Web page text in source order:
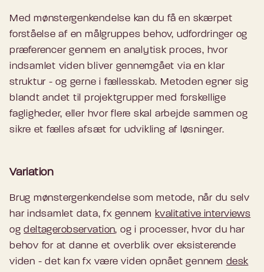
Med mønstergenkendelse kan du få en skærpet
forståelse af en målgruppes behov, udfordringer og
præferencer gennem en analytisk proces, hvor
indsamlet viden bliver gennemgået via en klar
struktur - og gerne i fællesskab. Metoden egner sig
blandt andet til projektgrupper med forskellige
fagligheder, eller hvor flere skal arbejde sammen og
sikre et fælles afsæt for udvikling af løsninger.
Variation
Brug mønstergenkendelse som metode, når du selv
har indsamlet data, fx gennem kvalitative interviews
ogdeltagerobservation, og i processer, hvor du har
behov for at danne et overblik over eksisterende
viden - det kan fx være viden opnået gennem desk